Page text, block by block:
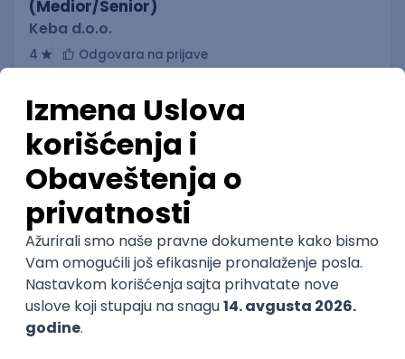
(Medior/Senior)
Keba d.o.o.
4
Odgovara na prijave
Novi Sad
02.09.2026.
C++ Git Python Bash
KONKURIŠI MEĐU PRVIMA
Technical Artist III
IGT D&B d.o.o.
3.7
Beograd
21.08.2026.